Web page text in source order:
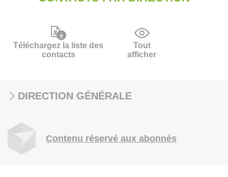
Téléchargez la liste des
contacts
Tout
afficher
DIRECTION GÉNÉRALE
Contenu réservé aux abonnés